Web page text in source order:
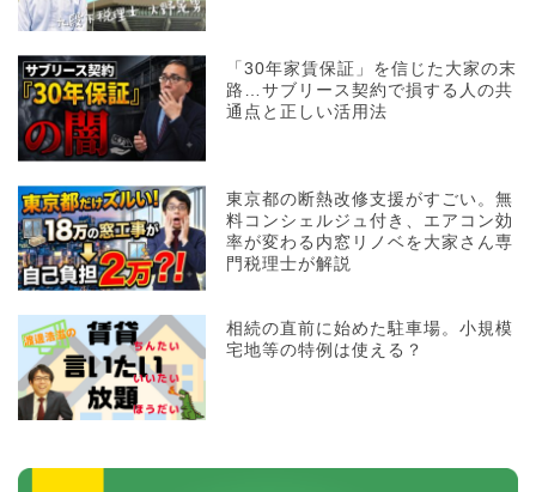
「30年家賃保証」を信じた大家の末
路…サブリース契約で損する人の共
通点と正しい活用法
東京都の断熱改修支援がすごい。無
料コンシェルジュ付き、エアコン効
率が変わる内窓リノベを大家さん専
門税理士が解説
相続の直前に始めた駐車場。小規模
宅地等の特例は使える？